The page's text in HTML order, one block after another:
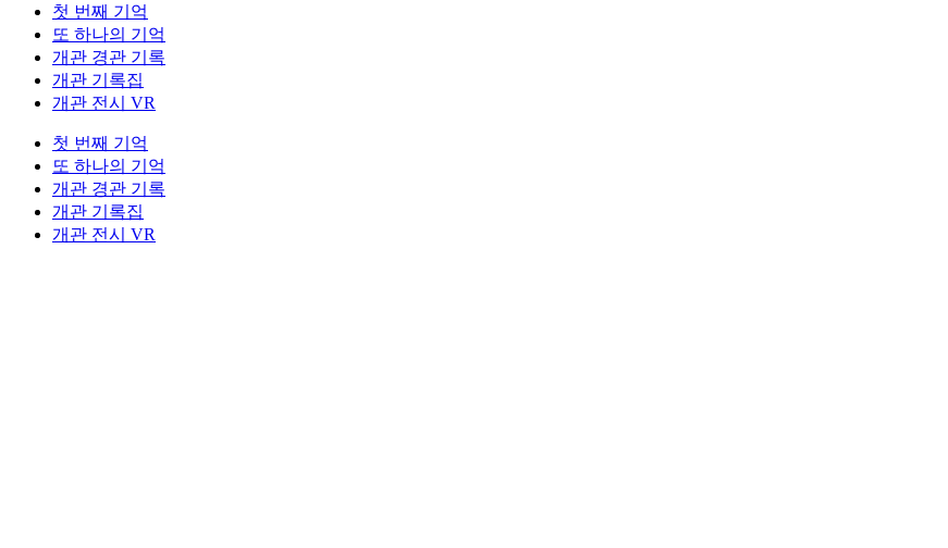
첫 번째 기억
또 하나의 기억
개관 경관 기록
개관 기록집
개관 전시 VR
첫 번째 기억
또 하나의 기억
개관 경관 기록
개관 기록집
개관 전시 VR